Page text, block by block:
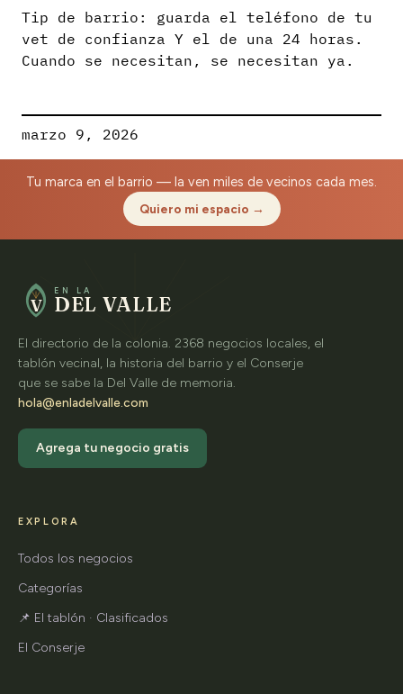
Tip de barrio: guarda el teléfono de tu
vet de confianza Y el de una 24 horas.
Cuando se necesitan, se necesitan ya.
marzo 9, 2026
Tu marca en el barrio — la ven miles de vecinos cada mes.
Quiero mi espacio →
V
EN LA
DEL VALLE
El directorio de la colonia. 2368 negocios locales, el
tablón vecinal, la historia del barrio y el Conserje
que se sabe la Del Valle de memoria.
hola@enladelvalle.com
Agrega tu negocio gratis
EXPLORA
Todos los negocios
Categorías
📌 El tablón · Clasificados
El Conserje